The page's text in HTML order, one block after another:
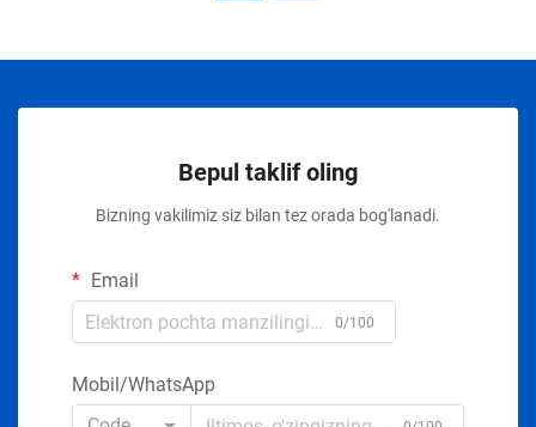
Bepul taklif oling
Bizning vakilimiz siz bilan tez orada bog'lanadi.
Email
0/100
Mobil/WhatsApp